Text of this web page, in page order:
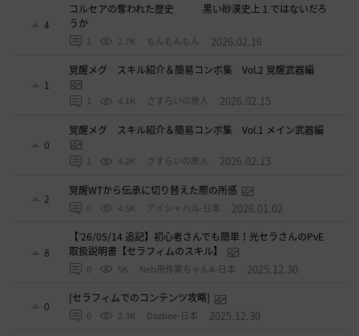
4
コルセアの奪われた歴史 黒い砂漠史上１ではないだろ
うか
1 2.7K もんもんもん 2026.02.16
1
覚醒メグ スキル紹介＆簡易コンボ集 Vol.2 覚醒武器編
1 4.1K さすらいの旅人 2026.02.15
0
覚醒メグ スキル紹介＆簡易コンボ集 Vol.1 メイン武器編
1 4.2K さすらいの旅人 2026.02.13
2
覚醒WTから伝承に切り替えた際の所感
0 4.5K アイシャハル-日本 2026.01.02
8
【’26/05/14 追記】初心者さんでも簡単！光セラさんのPvE
取扱説明書【セラフィムのスキル】
0 5K Neb用作業ちゃんA-日本 2025.12.30
0
[セラフィムでのコンテンツ攻略]
0 2.3K Dazbee-日本 2025.12.30